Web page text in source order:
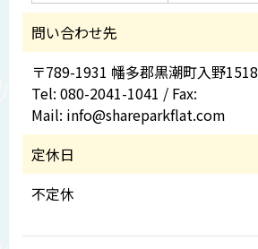
問い合わせ先
〒789-1931 幡多郡黒潮町入野1518
Tel: 080-2041-1041 / Fax:
Mail: info@shareparkflat.com
定休日
不定休